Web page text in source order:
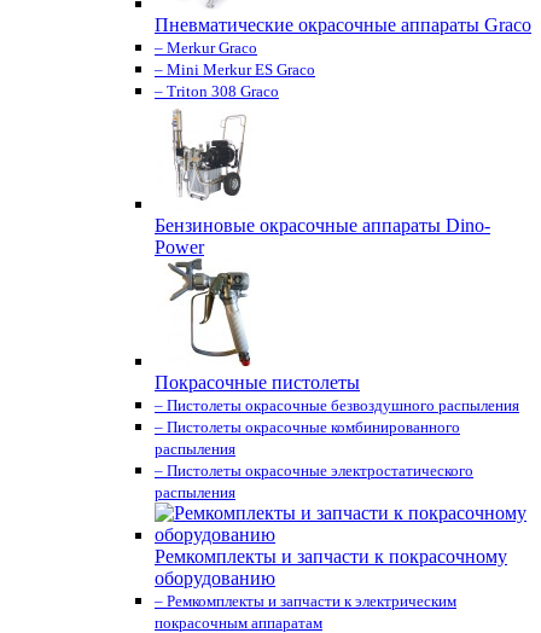
Пневматические окрасочные аппараты Graco
– Merkur Graco
– Mini Merkur ES Graco
– Triton 308 Graco
Бензиновые окрасочные аппараты Dino-
Power
Покрасочные пистолеты
– Пистолеты окрасочные безвоздушного распыления
– Пистолеты окрасочные комбинированного
распыления
– Пистолеты окрасочные электростатического
распыления
Ремкомплекты и запчасти к покрасочному
оборудованию
– Ремкомплекты и запчасти к электрическим
покрасочным аппаратам